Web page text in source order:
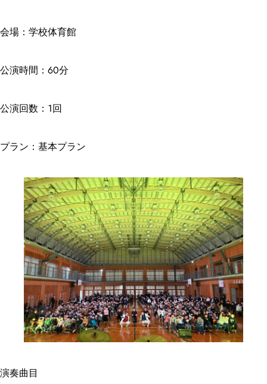
会場：学校体育館
公演時間：60分
公演回数：1回
プラン：基本プラン
演奏曲目